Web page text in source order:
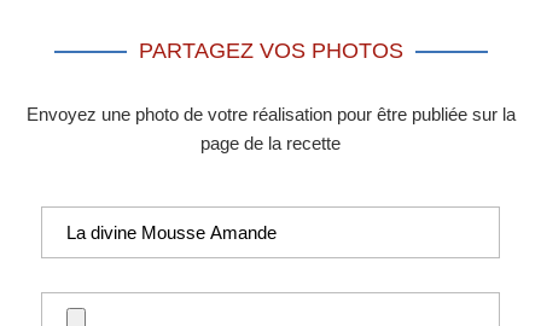
PARTAGEZ VOS PHOTOS
Envoyez une photo de votre réalisation pour être publiée sur la
page de la recette